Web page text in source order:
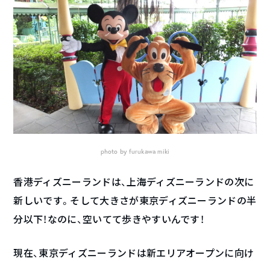
photo by furukawa miki
香港ディズニーランドは、上海ディズニーランドの次に
新しいです。そして大きさが東京ディズニーランドの半
分以下！なのに、空いてて歩きやすいんです！
現在、東京ディズニーランドは新エリアオープンに向け